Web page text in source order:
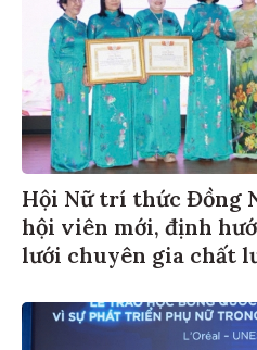
Hội Nữ trí thức Đồng
hội viên mới, định
lưới chuyên gia chất